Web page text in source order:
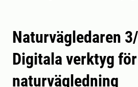
Naturvägledaren
Digitala verktyg för
naturvägledning